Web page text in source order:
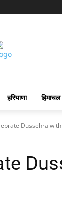
हरियाणा
Dussehra